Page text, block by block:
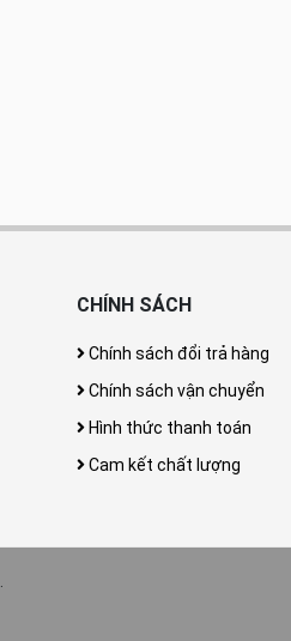
CHÍNH SÁCH
Chính sách đổi trả hàng
Chính sách vận chuyển
Hình thức thanh toán
Cam kết chất lượng